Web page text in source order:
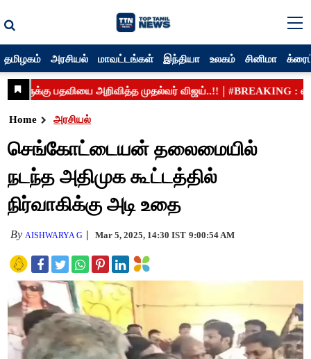
தமிழகம் அரசியல் மாவட்டங்கள் இந்தியா உலகம் சினிமா
Home அரசியல்
செங்கோட்டையன் தலைமையில்
நடந்த அதிமுக கூட்டத்தில்
நிர்வாகிக்கு அடி உதை
By AISHWARYA G Mar 5, 2025, 14:30 IST 9:00:54 AM